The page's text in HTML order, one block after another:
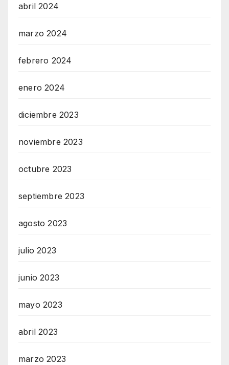
abril 2024
marzo 2024
febrero 2024
enero 2024
diciembre 2023
noviembre 2023
octubre 2023
septiembre 2023
agosto 2023
julio 2023
junio 2023
mayo 2023
abril 2023
marzo 2023